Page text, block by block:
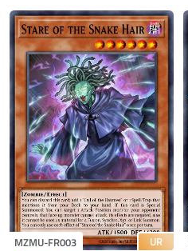
MZMU-FR003 UR